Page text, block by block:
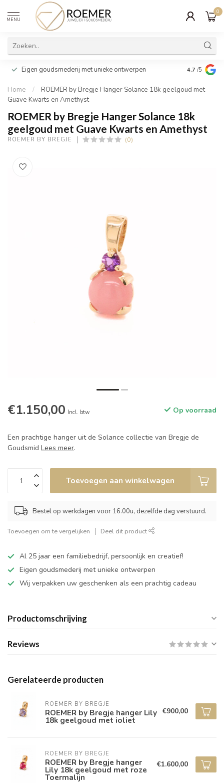
MENU
0
Eigen goudsmederij met unieke ontwerpen Wij
cadeau
4.7 /5
Home /
ROEMER by Bregje Hanger Solance 18k geelgoud met
Guave Kwarts en Amethyst
ROEMER by Bregje Hanger Solance 18k
geelgoud met Guave Kwarts en Amethyst
ROEMER BY BREGJE (0)
€1.150,00 Incl. btw Op voorraad
Een prachtige hanger uit de Solance collectie van Bregje de
Goudsmid Lees meer.
Toevoegen aan winkelwagen
Bestel op werkdagen voor 16.00u, dezelfde dag verstuurd.
Toevoegen om te vergelijken Deel dit product
Al 25 jaar een familiebedrijf, persoonlijk en creatief!
Eigen goudsmederij met unieke ontwerpen
Wij verpakken uw geschenken als een prachtig cadeau
Productomschrijving
Reviews
Gerelateerde producten
ROEMER BY BREGJE
ROEMER by Bregje hanger Lily
18k geelgoud met ioliet
€900,00
ROEMER BY BREGJE
ROEMER by Bregje hanger
Lily 18k geelgoud met roze
Toermalijn
€1.600,00